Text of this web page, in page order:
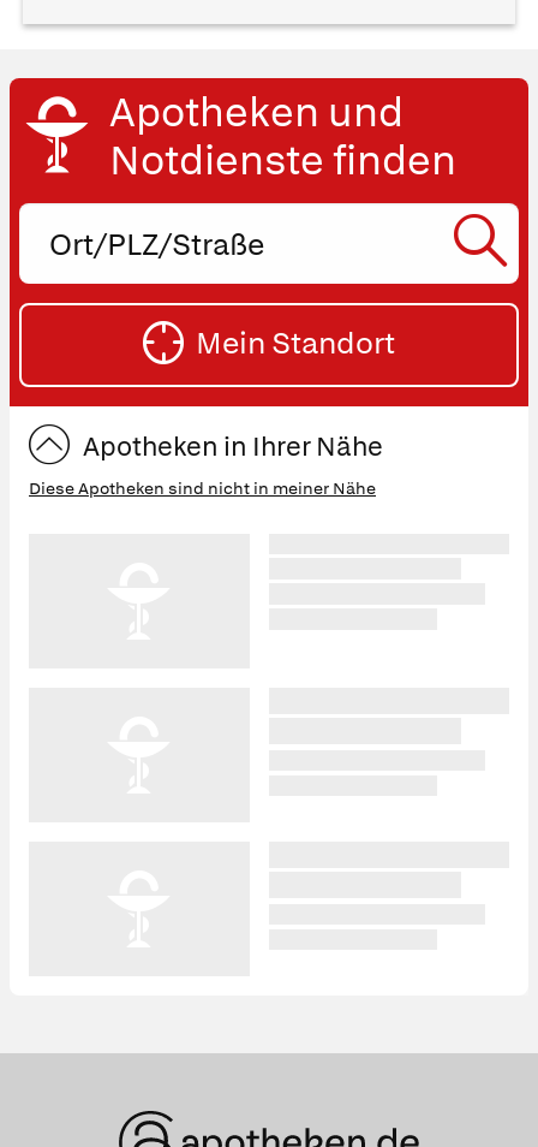
Apotheken und
Notdienste finden
Ort,
oder
Straße
Mein Standort
Apotheken in Ihrer Nähe
Diese Apotheken sind nicht in meiner Nähe